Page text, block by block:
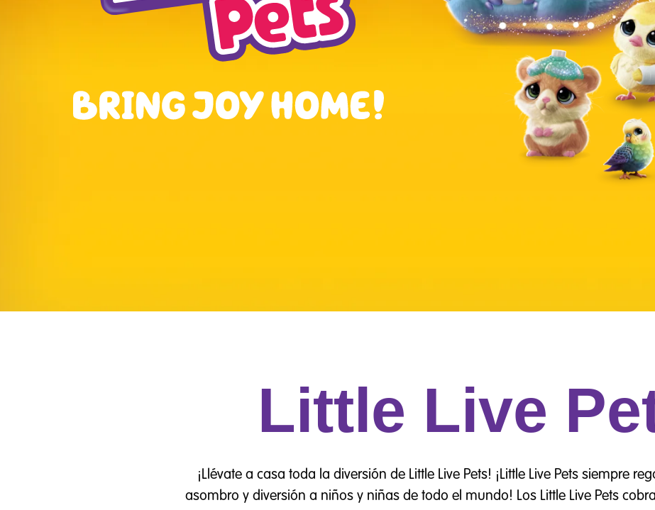
Little Live
¡Llévate a casa toda la diversión de Little Live Pets! ¡Little Live Pets siempre
asombro y diversión a niños y niñas de todo el mundo! Los Little Live Pets